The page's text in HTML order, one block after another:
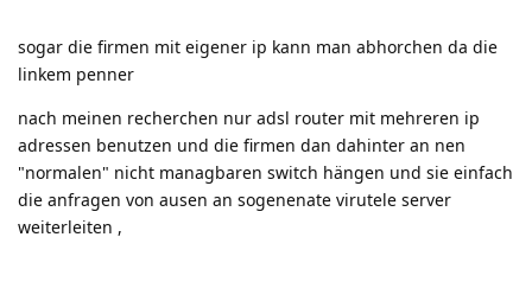
sogar die firmen mit eigener ip kann man abhorchen da die
linkem penner
nach meinen recherchen nur adsl router mit mehreren ip
adressen benutzen und die firmen dan dahinter an nen
"normalen" nicht managbaren switch hängen und sie einfach
die anfragen von ausen an sogenenate virutele server
weiterleiten ,